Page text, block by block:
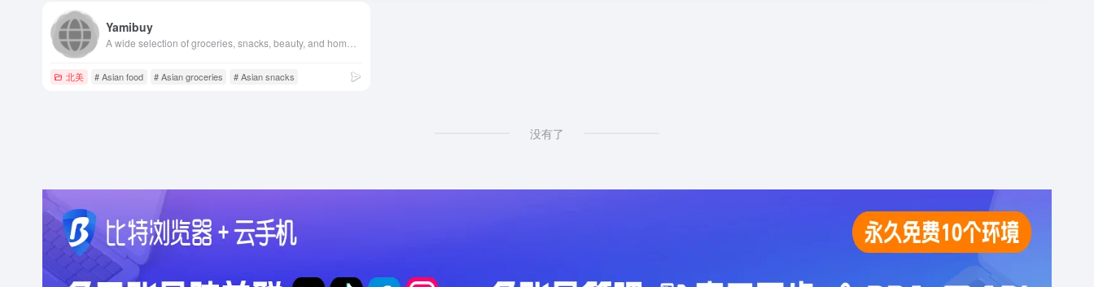
Yamibuy
北美 # Asian food # Asian groceries # Asian snacks
没有了